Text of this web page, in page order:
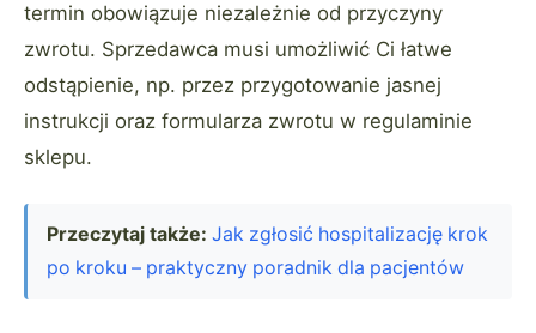
termin obowiązuje niezależnie od przyczyny
zwrotu. Sprzedawca musi umożliwić Ci łatwe
odstąpienie, np. przez przygotowanie jasnej
instrukcji oraz formularza zwrotu w regulaminie
sklepu.
Przeczytaj także: Jak zgłosić hospitalizację krok
po kroku – praktyczny poradnik dla pacjentów